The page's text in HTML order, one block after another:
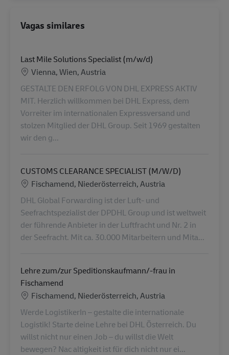
Vagas similares
Last Mile Solutions Specialist (m/w/d)
Localização
Vienna, Wien, Austria
GESTALTE DEN ERFOLG VON DHL EXPRESS AKTIV
MIT. Herzlich willkommen bei DHL Express, dem
Vorreiter im internationalen Expressversand und
stolzen Mitglied der DHL Group. Seit 1969 gestalten
wir den g...
CUSTOMS CLEARANCE SPECIALIST (M/W/D)
Localização
Fischamend, Niederösterreich, Austria
DHL Global Forwarding ist der Luft- und
Seefrachtspezialist der DPDHL Group und ist weltweit
der führende Anbieter in der Luftfracht und Nr. 2 in
der Seefracht. Mit ca. 30.000 Mitarbeitern und Mita...
Lehre zum/zur Speditionskaufmann/-frau in
Fischamend
Localização
Fischamend, Niederösterreich, Austria
Werde LogistikerIn – gestalte die internationale
Logistik! Starte deine Lehre bei DHL Österreich. Du
willst nicht nur einen Job – du willst die Welt
bewegen? Nac altigkeit ist für dich nicht nur ei...